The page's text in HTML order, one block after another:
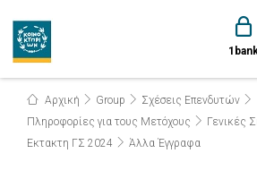
Αρχική Group
Σχέσεις Επενδυτών
Πληροφορίες για τους Μετόχους
Γενικές
Εκτακτη ΓΣ 2024
Άλλα Έγγραφα